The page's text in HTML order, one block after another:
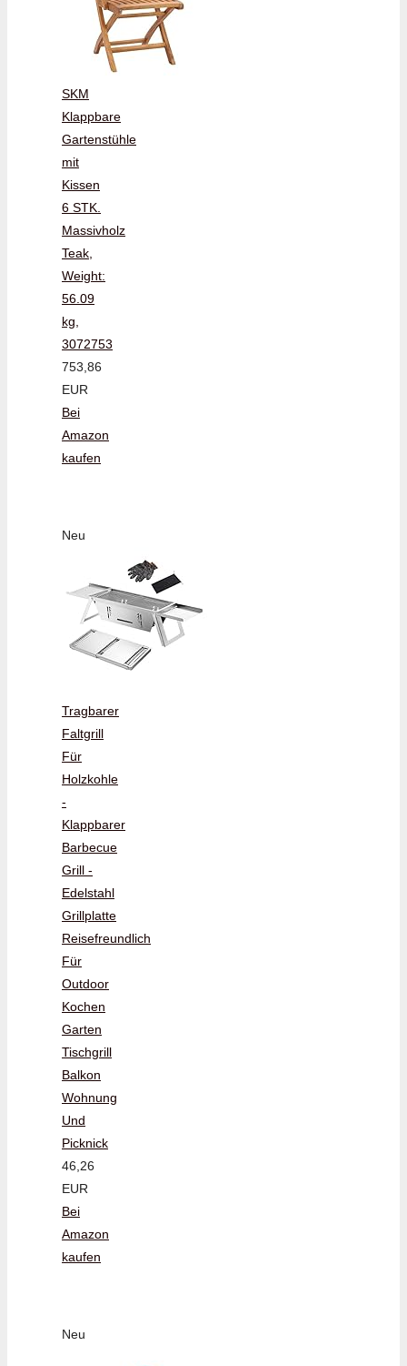
SKM
Klappbare
Gartenstühle
mit
Kissen
6 STK.
Massivholz
Teak,
Weight:
56.09
kg,
3072753
753,86
EUR
Bei
Amazon
kaufen
Neu
Tragbarer
Faltgrill
Für
Holzkohle
-
Klappbarer
Barbecue
Grill -
Edelstahl
Grillplatte
Reisefreundlich
Für
Outdoor
Kochen
Garten
Tischgrill
Balkon
Wohnung
Und
Picknick
46,26
EUR
Bei
Amazon
kaufen
Neu